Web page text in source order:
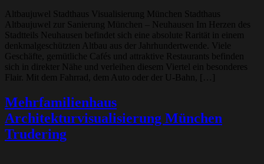
Altbaujuwel Stadthaus Visualisierung München Stadthaus
Altbaujuwel zur Sanierung München – Neuhausen Im Herzen des
Stadtteils Neuhausen befindet sich eine absolute Rarität in einem
denkmalgeschützten Altbau aus der Jahrhundertwende. Viele
Geschäfte, gemütliche Cafés und attraktive Restaurants befinden
sich in direkter Nähe und verleihen diesem Viertel ein besonderes
Flair. Mit dem Fahrrad, dem Auto oder der U-Bahn, […]
Mehrfamilienhaus
Architekturvisualisierung München
Trudering